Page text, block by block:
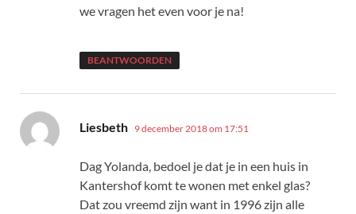
we vragen het even voor je na!
BEANTWOORDEN
Liesbeth schreef:
9 december 2018 om 17:51
Dag Yolanda, bedoel je dat je in een huis in
Kantershof komt te wonen met enkel glas?
Dat zou vreemd zijn want in 1996 zijn alle